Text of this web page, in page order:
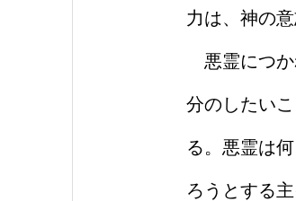
力は、神の
悪霊につか
分のしたい
る。悪霊は
ろうとする